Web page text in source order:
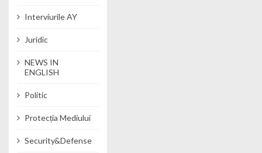
Interviurile AY
Juridic
NEWS IN
ENGLISH
Politic
Protecția Mediului
Security&Defense